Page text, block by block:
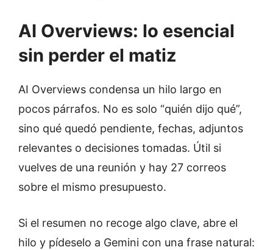
AI Overviews: lo esencial
sin perder el matiz
AI Overviews condensa un hilo largo en
pocos párrafos. No es solo “quién dijo qué”,
sino qué quedó pendiente, fechas, adjuntos
relevantes o decisiones tomadas. Útil si
vuelves de una reunión y hay 27 correos
sobre el mismo presupuesto.
Si el resumen no recoge algo clave, abre el
hilo y pídeselo a Gemini con una frase natural: